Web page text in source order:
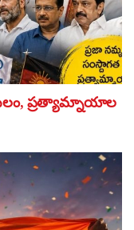
ప్రత్యామ్నాయాల